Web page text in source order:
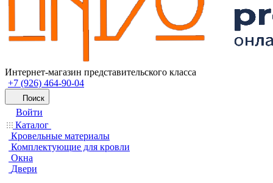
Интернет-магазин представительского класса
+7 (926) 464-90-04
Поиск
Войти
Каталог
Кровельные материалы
Комплектующие для кровли
Окна
Двери